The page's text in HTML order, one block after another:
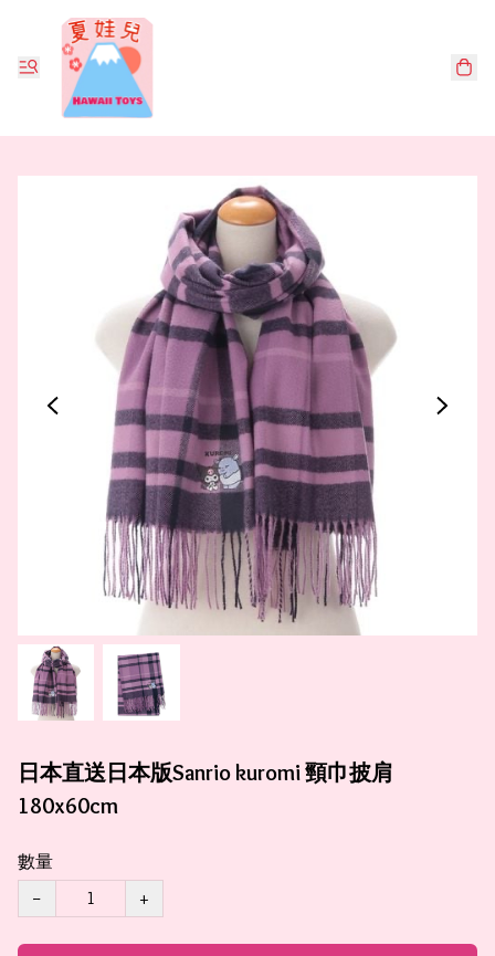
日本直送日本版Sanrio kuromi 頸巾披肩
180x60cm
數量
−
+